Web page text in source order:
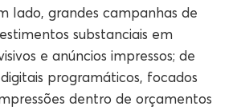
lado, grandes campanhas de
substanciais em
e anúncios impressos; de
programáticos, focados
dentro de orçamentos